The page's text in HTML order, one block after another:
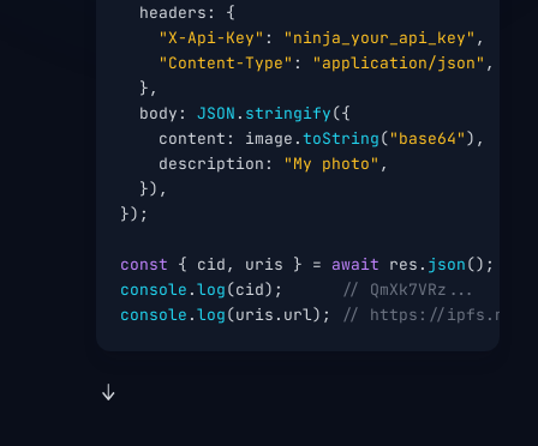
  headers: {
"X-Api-Key" : "ninja_your_api_key" ,
"Content-Type" : "application/json" ,
  },
  body:
JSON . stringify({
    content: image.
toString("base64"),
    description:
"My photo" ,
  }),
});
const { cid, uris } = await res. json
console .log(cid);
// QmXk7VRz...
console .log(uris.url); // https://